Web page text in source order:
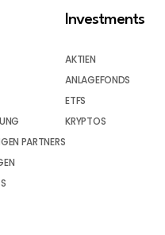
PARTNERS
Investments
AKTIEN
ANLAGEFONDS
ETFS
KRYPTOS